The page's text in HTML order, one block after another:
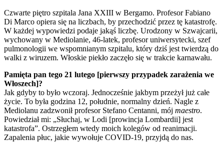
Czwarte piętro szpitala Jana XXIII w Bergamo. Profesor Fabiano
Di Marco opiera się na liczbach, by przechodzić przez tę katastrofę.
W każdej wypowiedzi podaje jakąś liczbę. Urodzony w Szwajcarii,
wychowany w Mediolanie, 46-latek, profesor uniwersytecki, szef
pulmonologii we wspomnianym szpitalu, który dziś jest twierdzą do
walki z wiruzem. Włoskie piekło zaczęło się w trakcie karnawału.
Pamięta pan tego 21 lutego [pierwszy przypadek zarażenia we
Włoszech]?
Jak gdyby to było wczoraj. Jednocześnie jakbym przeżył już całe
życie. To była godzina 12, południe, normalny dzień. Nagle z
Mediolanu zadzwonił profesor Stefano Centanni, mój maestro.
Powiedział mi: „Słuchaj, w Lodi [prowincja Lombardii] jest
katastrofa”. Ostrzegłem wtedy moich kolegów od reanimacji.
Zapalenia płuc, jakie wywołuje COVID-19, przyjdą do nas.